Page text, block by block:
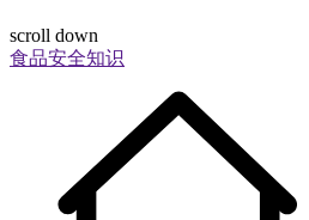
scroll down
食品安全知识